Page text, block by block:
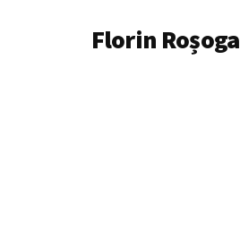
AdditionalFlorin Roșoga